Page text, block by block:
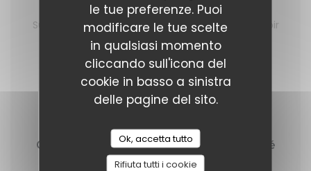
le tue preferenze. Puoi
modificare le tue scelte
in qualsiasi momento
cliccando sull'icona del
cookie in basso a sinistra
delle pagine del sito.
Ok, accetta tutto
Rifiuta tutti i cookie
Assortiments de fromages « Frescolet »
Sucrine et vinaigrette à la moutarde d’Eure-et-Loir
12,00 EUR
Desserts
Gros choux craquelin Caramel beurre salé
et amande